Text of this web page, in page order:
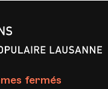
fermés